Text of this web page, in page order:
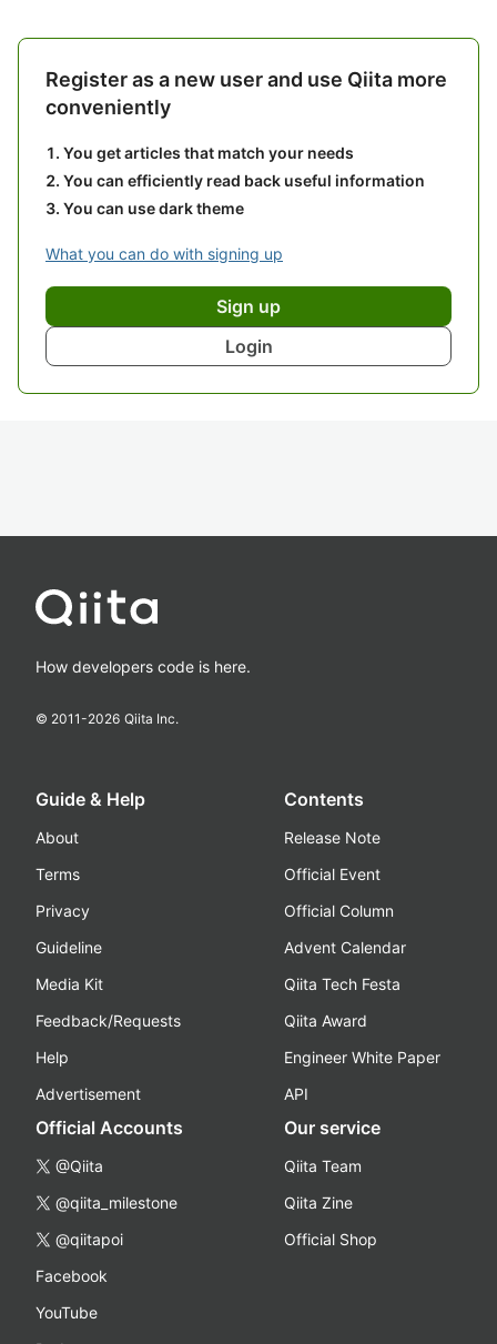
Register as a new user and use Qiita more
conveniently
You get articles that match your needs
You can efficiently read back useful information
You can use dark theme
What you can do with signing up
Sign up
Login
How developers code is here.
© 2011-2026 Qiita Inc.
Guide & Help
About
Terms
Privacy
Guideline
Media Kit
Feedback/Requests
Help
Advertisement
Contents
Release Note
Official Event
Official Column
Advent Calendar
Qiita Tech Festa
Qiita Award
Engineer White Paper
API
Official Accounts
@Qiita
@qiita_milestone
@qiitapoi
Facebook
YouTube
Our service
Qiita Team
Qiita Zine
Official Shop